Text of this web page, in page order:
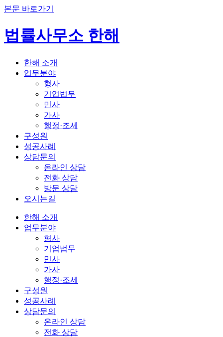
본문 바로가기
법률사무소 한해
한해 소개
업무분야
형사
기업법무
민사
가사
행정·조세
구성원
성공사례
상담문의
온라인 상담
전화 상담
방문 상담
오시는길
한해 소개
업무분야
형사
기업법무
민사
가사
행정·조세
구성원
성공사례
상담문의
온라인 상담
전화 상담